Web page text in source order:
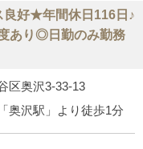
好★年間休日116日♪
あり◎日勤のみ勤務
区奥沢3-33-13
奥沢駅」より徒歩1分